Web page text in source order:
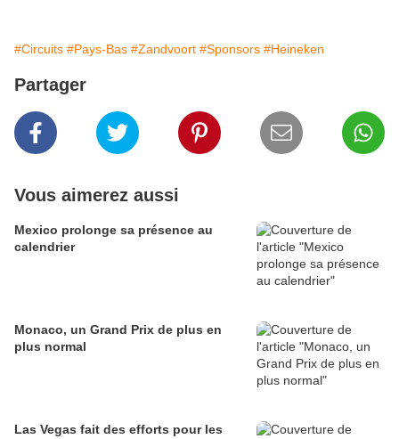
#Circuits #Pays-Bas #Zandvoort #Sponsors #Heineken
Partager
Vous aimerez aussi
Mexico prolonge sa présence au
calendrier
Monaco, un Grand Prix de plus en
plus normal
Las Vegas fait des efforts pour les